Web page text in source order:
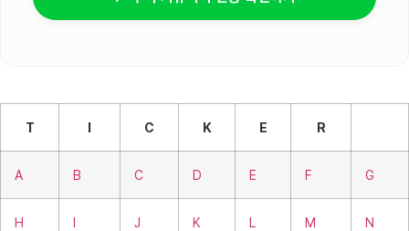
T I C K E R
A B C D E F G
H I J K L M N